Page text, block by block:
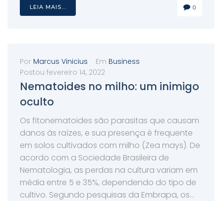
LEIA MAIS... 0
Por Marcus Vinicius Em Business
Postou fevereiro 14, 2022
Nematoides no milho: um inimigo
oculto
Os fitonematoides são parasitas que causam
danos às raízes, e sua presença é frequente
em solos cultivados com milho (Zea mays). De
acordo com a Sociedade Brasileira de
Nematologia, as perdas na cultura variam em
média entre 5 e 35%, dependendo do tipo de
cultivo. Segundo pesquisas da Embrapa, os...